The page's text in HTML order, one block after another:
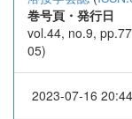
巻号頁・発行日
vol.44, no.9,
05)
2023-07-16